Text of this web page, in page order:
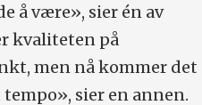
å være», sier én av
kvaliteten på
men nå kommer det
sier en annen.